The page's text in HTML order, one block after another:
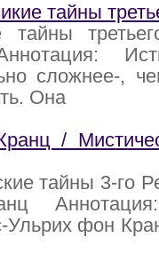
тайны
тайны
сложнее-,
Она
/
тайны 3-го
Ульрих фон